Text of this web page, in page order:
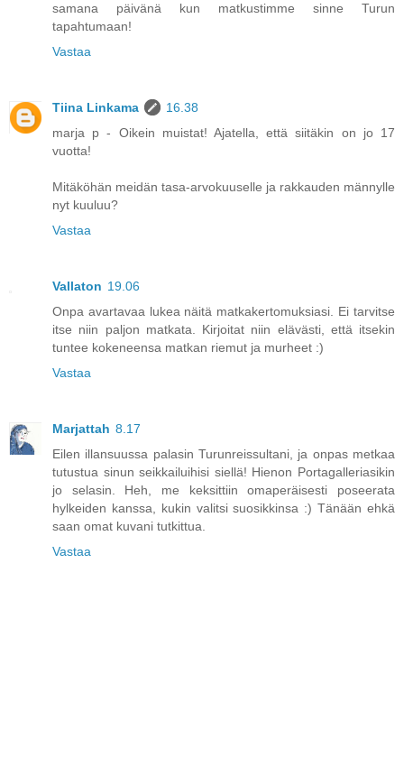
samana päivänä kun matkustimme sinne Turun
tapahtumaan!
Vastaa
Tiina Linkama
16.38
marja p - Oikein muistat! Ajatella, että siitäkin on jo 17
vuotta!
Mitäköhän meidän tasa-arvokuuselle ja rakkauden männylle
nyt kuuluu?
Vastaa
Vallaton 19.06
Onpa avartavaa lukea näitä matkakertomuksiasi. Ei tarvitse
itse niin paljon matkata. Kirjoitat niin elävästi, että itsekin
tuntee kokeneensa matkan riemut ja murheet :)
Vastaa
Marjattah 8.17
Eilen illansuussa palasin Turunreissultani, ja onpas metkaa
tutustua sinun seikkailuihisi siellä! Hienon Portagalleriasikin
jo selasin. Heh, me keksittiin omaperäisesti poseerata
hylkeiden kanssa, kukin valitsi suosikkinsa :) Tänään ehkä
saan omat kuvani tutkittua.
Vastaa